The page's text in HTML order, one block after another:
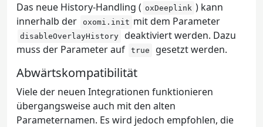
Das neue History-Handling ( oxDeeplink ) kann
innerhalb der
oxomi.init mit dem Parameter
disableOverlayHistory
deaktiviert werden. Dazu
muss der Parameter auf
true gesetzt werden.
Abwärtskompatibilität
Viele der neuen Integrationen funktionieren
übergangsweise auch mit den alten
Parameternamen. Es wird jedoch empfohlen, die